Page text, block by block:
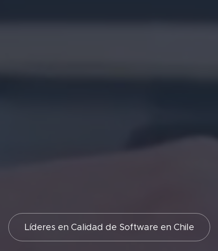
Líderes en Calidad de Software en Chile